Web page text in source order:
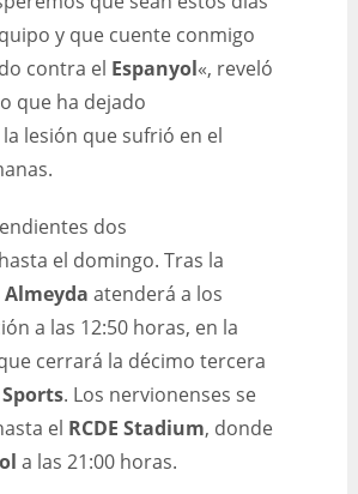
y que cuente conmigo
contra el Espanyol«, reveló
que ha dejado
lesión que sufrió en el
dos
el domingo. Tras la
atenderá a los
a las 12:50 horas, en la
cerrará la décimo tercera
. Los nervionenses se
el RCDE Stadium, donde
a las 21:00 horas.